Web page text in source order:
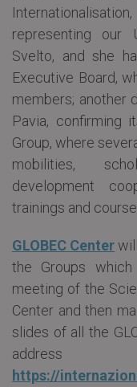
representing our
Svelto, and she
Executive Board,
members; another
Pavia, confirming
Group, where
mobilities,
development
trainings and
GLOBEC Center
the Groups
meeting of the
Center and then
slides of all the
https://